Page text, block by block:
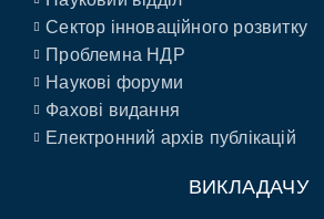
Сектор інноваційного розвитку
Проблемна НДР
Наукові форуми
Фахові видання
Електронний архів публікацій
ВИКЛАДАЧУ